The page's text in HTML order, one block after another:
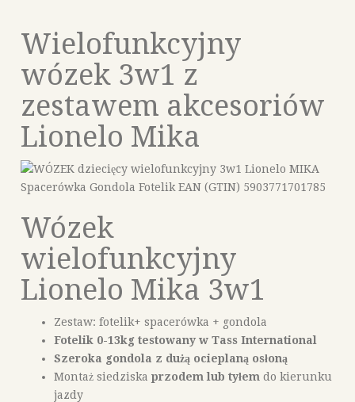
Wielofunkcyjny
wózek 3w1 z
zestawem akcesoriów
Lionelo Mika
Wózek
wielofunkcyjny
Lionelo Mika 3w1
Zestaw: fotelik+ spacerówka + gondola
Fotelik 0-13kg testowany w Tass International
Szeroka gondola z dużą ocieplaną osłoną
Montaż siedziska przodem lub tyłem do kierunku
jazdy